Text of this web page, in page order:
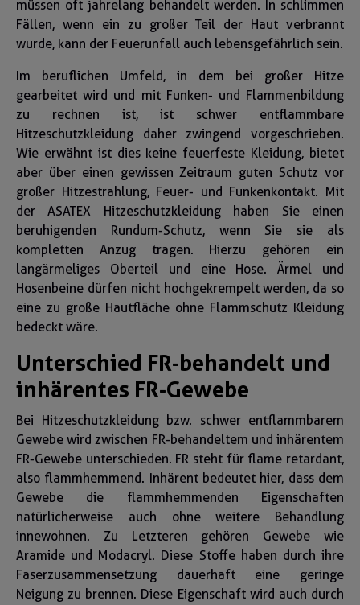
müssen oft jahrelang behandelt werden. In schlimmen
Fällen, wenn ein zu großer Teil der Haut verbrannt
wurde, kann der Feuerunfall auch lebensgefährlich sein.
Im beruflichen Umfeld, in dem bei großer Hitze
gearbeitet wird und mit Funken- und Flammenbildung
zu rechnen ist, ist schwer entflammbare
Hitzeschutzkleidung daher zwingend vorgeschrieben.
Wie erwähnt ist dies keine feuerfeste Kleidung, bietet
aber über einen gewissen Zeitraum guten Schutz vor
großer Hitzestrahlung, Feuer- und Funkenkontakt. Mit
der ASATEX Hitzeschutzkleidung haben Sie einen
beruhigenden Rundum-Schutz, wenn Sie sie als
kompletten Anzug tragen. Hierzu gehören ein
langärmeliges Oberteil und eine Hose. Ärmel und
Hosenbeine dürfen nicht hochgekrempelt werden, da so
eine zu große Hautfläche ohne Flammschutz Kleidung
bedeckt wäre.
Unterschied FR-behandelt und
inhärentes FR-Gewebe
Bei Hitzeschutzkleidung bzw. schwer entflammbarem
Gewebe wird zwischen FR-behandeltem und inhärentem
FR-Gewebe unterschieden. FR steht für flame retardant,
also flammhemmend. Inhärent bedeutet hier, dass dem
Gewebe die flammhemmenden Eigenschaften
natürlicherweise auch ohne weitere Behandlung
innewohnen. Zu Letzteren gehören Gewebe wie
Aramide und Modacryl. Diese Stoffe haben durch ihre
Faserzusammensetzung dauerhaft eine geringe
Neigung zu brennen. Diese Eigenschaft wird auch durch